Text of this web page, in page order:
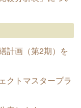
計画（第2期）を
クトマスタープラ